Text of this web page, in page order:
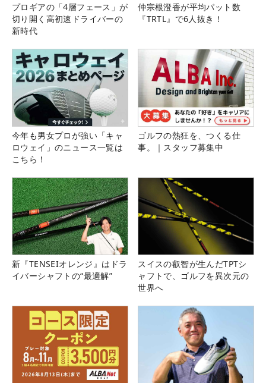
プロギアの「4層フェース」が
切り開く高初速ドライバーの
新時代
仲宗根澄香が平均パット数
『TRTL』で6人抜き！
今年も男女プロが強い「キャ
ロウェイ」のニュース一覧は
こちら！
ゴルフの熱狂を、つくる仕
事。｜スタッフ募集中
新『TENSEIオレンジ』はドラ
イバーシャフトの“最適解”
スイスの叡智が生んだTPTシ
ャフトで、ゴルフを異次元の
世界へ